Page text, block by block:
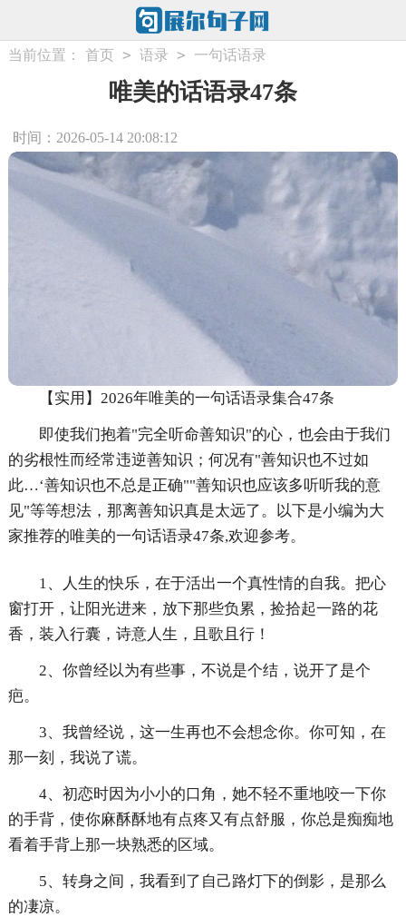
当前位置： 首页 > 语录 > 一句话语录
唯美的话语录47条
时间：2026-05-14 20:08:12
【实用】2026年唯美的一句话语录集合47条
即使我们抱着"完全听命善知识"的心，也会由于我们
的劣根性而经常违逆善知识；何况有"善知识也不过如
此…‘善知识也不总是正确""善知识也应该多听听我的意
见"等等想法，那离善知识真是太远了。以下是小编为大
家推荐的唯美的一句话语录47条,欢迎参考。
1、人生的快乐，在于活出一个真性情的自我。把心
窗打开，让阳光进来，放下那些负累，捡拾起一路的花
香，装入行囊，诗意人生，且歌且行！
2、你曾经以为有些事，不说是个结，说开了是个
疤。
3、我曾经说，这一生再也不会想念你。你可知，在
那一刻，我说了谎。
4、初恋时因为小小的口角，她不轻不重地咬一下你
的手背，使你麻酥酥地有点疼又有点舒服，你总是痴痴地
看着手背上那一块熟悉的区域。
5、转身之间，我看到了自己路灯下的倒影，是那么
的凄凉。